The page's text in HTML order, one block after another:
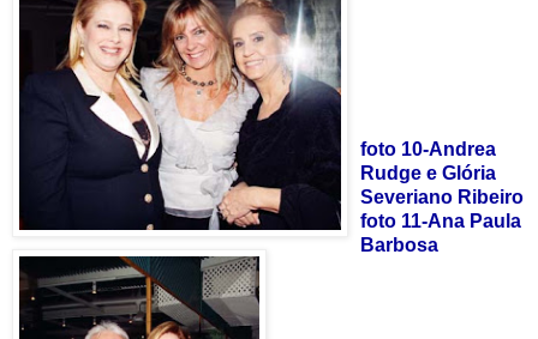
foto 10-Andrea
Rudge e Glória
Severiano Ribeiro
foto 11-Ana Paula
Barbosa